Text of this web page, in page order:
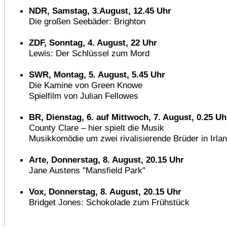
NDR, Samstag, 3.August, 12.45 Uhr
Die großen Seebäder: Brighton
ZDF, Sonntag, 4. August, 22 Uhr
Lewis: Der Schlüssel zum Mord
SWR, Montag, 5. August, 5.45 Uhr
Die Kamine von Green Knowe
Spielfilm von Julian Fellowes
BR, Dienstag, 6. auf Mittwoch, 7. August, 0.25
County Clare – hier spielt die Musik
Musikkomödie um zwei rivalisierende Brüder in
Arte, Donnerstag, 8. August, 20.15 Uhr
Jane Austens "Mansfield Park"
Vox, Donnerstag, 8. August, 20.15 Uhr
Bridget Jones: Schokolade zum Frühstück